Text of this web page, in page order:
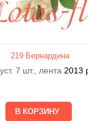
219 Бернардина
7 шт., лента 2013